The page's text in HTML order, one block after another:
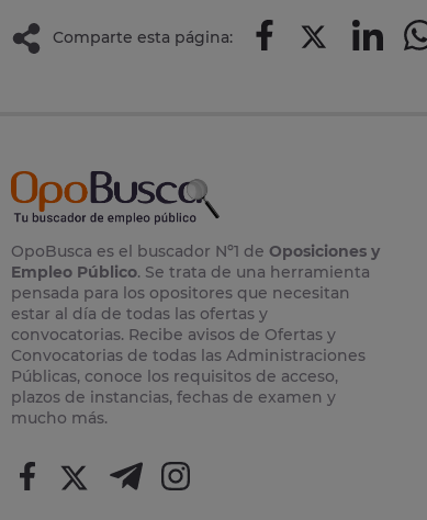
Comparte esta página:
OpoBusca es el buscador Nº1 de Oposiciones y
Empleo Público. Se trata de una herramienta
pensada para los opositores que necesitan
estar al día de todas las ofertas y
convocatorias. Recibe avisos de Ofertas y
Convocatorias de todas las Administraciones
Públicas, conoce los requisitos de acceso,
plazos de instancias, fechas de examen y
mucho más.